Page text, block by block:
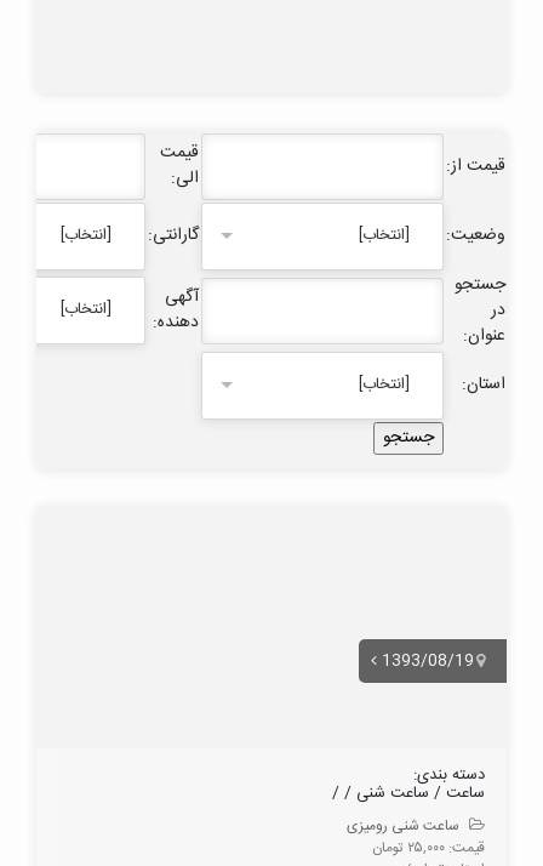
قیمت از:
قیمت
الی:
وضعیت:
[انتخاب] گارانتی: [انتخاب]
جستجو
در
عنوان:
آگهی
دهنده:
[انتخاب]
استان: [انتخاب]
1393/08/19
دسته بندی:
ساعت / ساعت شنی / /
ساعت شنی رومیزی
قیمت: ۲۵,۰۰۰ تومان